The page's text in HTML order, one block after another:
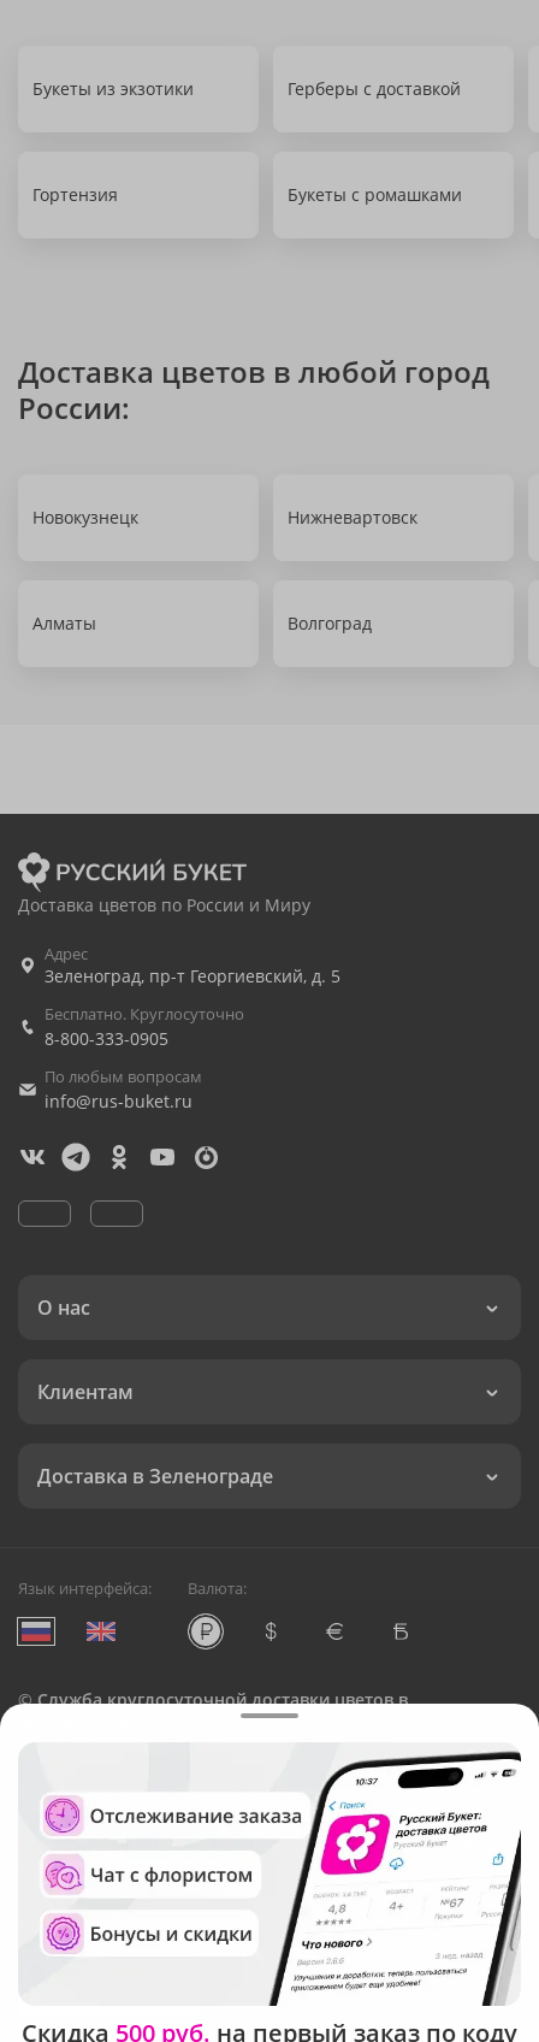
Букеты из экзотики Герберы с доставкой
Гортензия Букеты с ромашками
Доставка цветов в любой город
России:
Новокузнецк Нижневартовск
Алматы Волгоград
Доставка цветов по России и Миру
Адрес
Зеленоград, пр-т Георгиевский, д. 5
Бесплатно. Круглосуточно
8-800-333-0905
По любым вопросам
info@rus-buket.ru
О нас
Клиентам
Доставка в Зеленограде
Язык интерфейса: Валюта:
©Служба круглосуточной доставки цветов в
Русский Букет, 2026
Общество с ограниченной ответственностью «Технология»
ОГРН: 1195476081745, ИНН: 5410081997
Юридический адрес: г. Новосибирск, ул. Ипподромская,
д.42, оф. 3
Рейтинг Русского букета
Скидка 500 руб. на первый заказ по коду